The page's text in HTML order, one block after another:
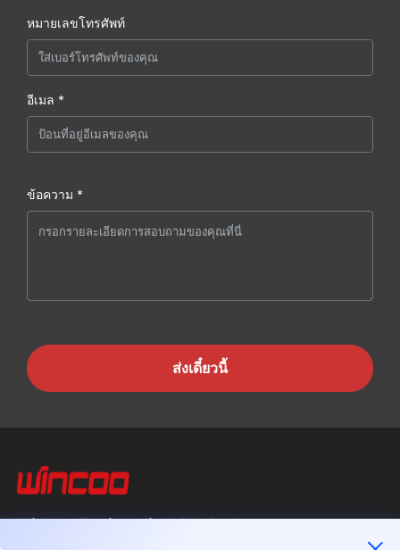
หมายเลขโทรศัพท์
อีเมล *
ข้อความ *
ส่งเดี๋ยวนี้
Wincoo Engineering Co., Ltd.